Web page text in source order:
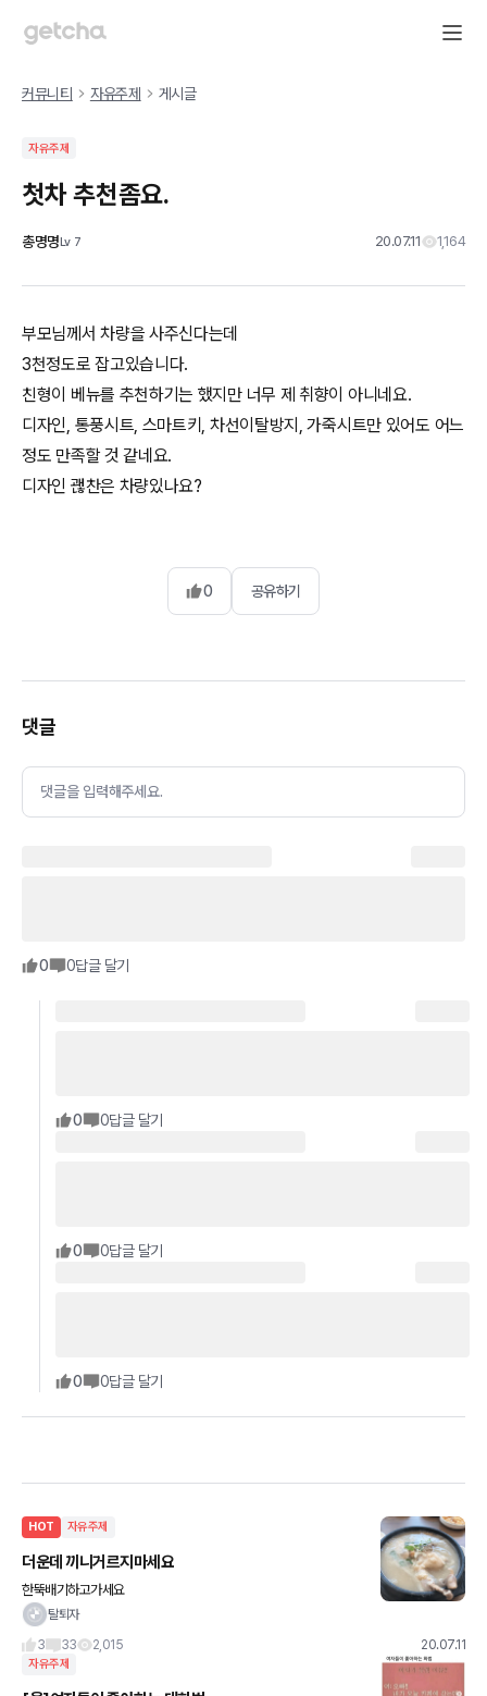
커뮤니티 자유주제 게시글
자유주제
첫차 추천좀요.
총명명Lv 7 20.07.11 1,164
부모님께서 차량을 사주신다는데
3천정도로 잡고있습니다.
친형이 베뉴를 추천하기는 했지만 너무 제 취향이 아니네요.
디자인, 통풍시트, 스마트키, 차선이탈방지, 가죽시트만 있어도 어느
정도 만족할 것 같네요.
디자인 괞찬은 차량있나요?
0 공유하기
댓글
댓글을 입력해주세요.
0 0답글 달기
0 0답글 달기
0 0답글 달기
0 0답글 달기
HOT 자유주제
더운데 끼니거르지마세요
한뚝배기하고가세요
탈퇴자
3
33 2,015 20.07.11
자유주제